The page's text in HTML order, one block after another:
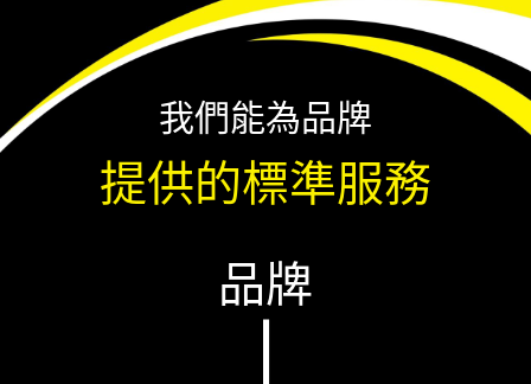
我們能為品牌
提供的標準服務
品牌